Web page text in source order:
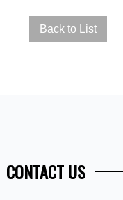
Back to List
CONTACT US